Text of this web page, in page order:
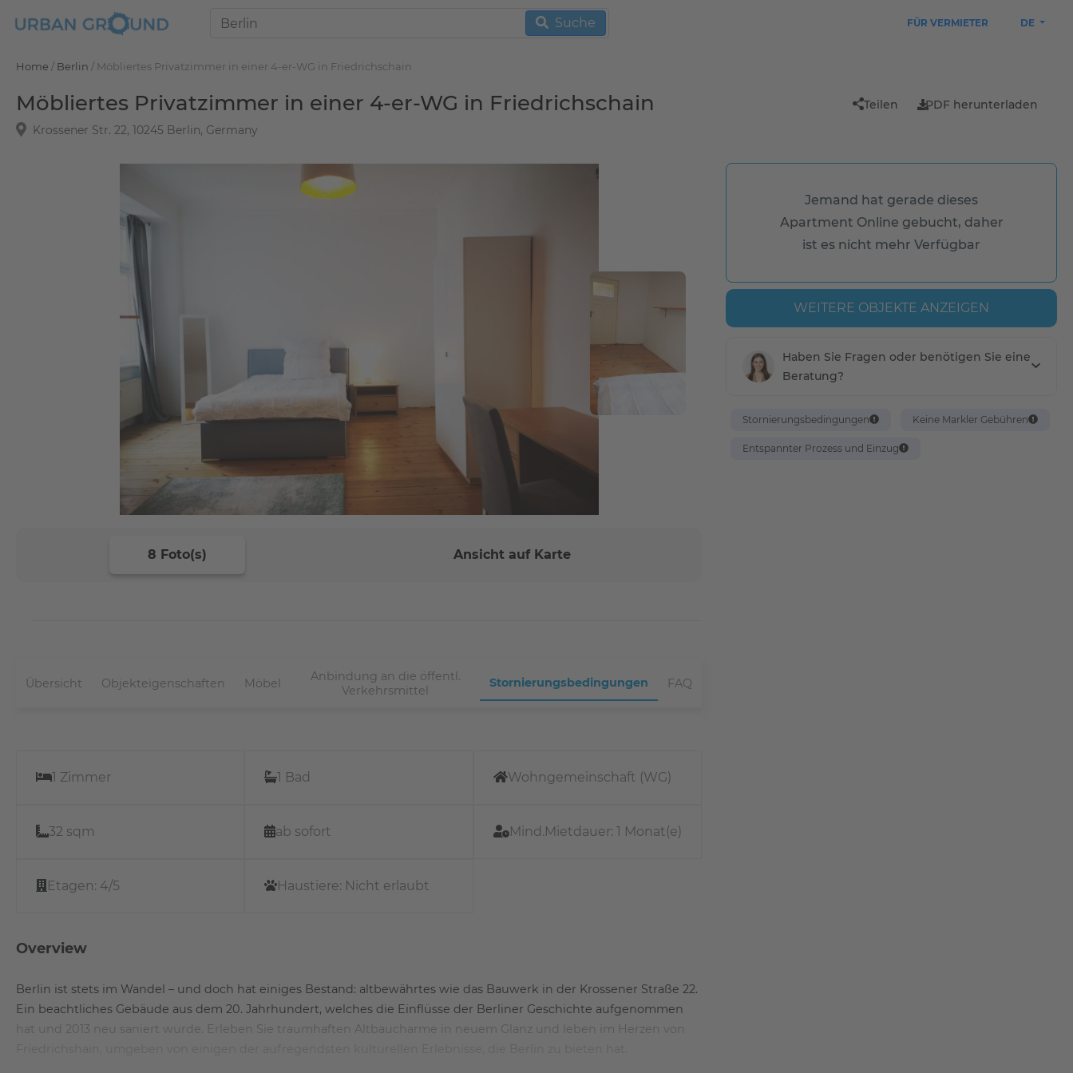
Suche FÜR VERMIETER DE
Home / Berlin / Möbliertes Privatzimmer in einer 4-er-WG in Friedrichschain
Möbliertes Privatzimmer in einer 4-er-WG in Friedrichschain
Krossener Str. 22, 10245 Berlin, Germany
Teilen PDF herunterladen
8 Foto(s) Ansicht auf Karte
Übersicht Objekteigenschaften Möbel
Anbindung an die öffentl.
Verkehrsmittel
Stornierungsbedingungen FAQ
1 Zimmer 1 Bad Wohngemeinschaft (WG)
32 sqm ab sofort Mind.Mietdauer: 1 Monat(e)
Etagen: 4/5 Haustiere: Nicht erlaubt
Overview
Berlin ist stets im Wandel – und doch hat einiges Bestand: altbewährtes wie das Bauwerk in der Krossener Straße 22.
Ein beachtliches Gebäude aus dem 20. Jahrhundert, welches die Einflüsse der Berliner Geschichte aufgenommen
hat und 2013 neu saniert wurde. Erleben Sie traumhaften Altbaucharme in neuem Glanz und leben im Herzen von
Jemand hat gerade dieses
Apartment Online gebucht, daher
ist es nicht mehr Verfügbar
WEITERE OBJEKTE ANZEIGEN
Haben Sie Fragen oder benötigen Sie eine
Beratung?
Stornierungsbedingungen Keine Markler Gebühren
Entspannter Prozess und Einzug